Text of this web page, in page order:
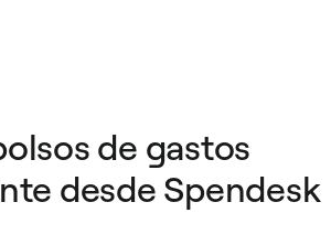
de gastos
desde Spendesk